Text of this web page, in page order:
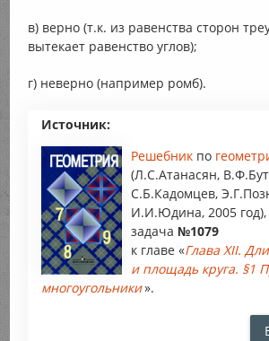
в) верно (т.к. из равенства сторон
вытекает равенство углов);
г) неверно (например ромб).
Источник:
Решебник по
(Л.С.Атанасян,
С.Б.Кадомцев,
И.И.Юдина, 2005 год),
задача №1079
к главе «Глава XII.
и площадь круга. §1
многоугольники».